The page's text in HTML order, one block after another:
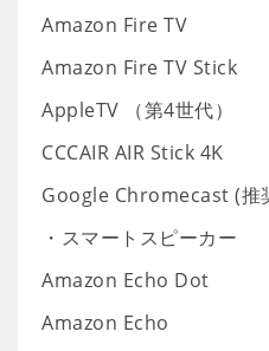
Amazon Fire TV
Amazon Fire TV Stick
AppleTV （第4世代）
CCCAIR AIR Stick 4K
Google Chromecast (推
・スマートスピーカー
Amazon Echo Dot
Amazon Echo